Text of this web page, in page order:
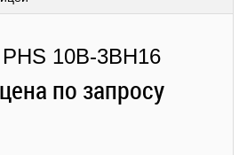
PHS 10B-3BH16
цена по запросу